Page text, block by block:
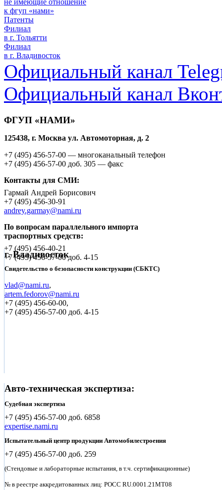
не имеющие отношение
к фгуп «нами»
Патенты
Филиал
в г. Тольятти
Филиал
в г. Владивосток
Официальный канал
Официальный канал
ФГУП «НАМИ»
125438, г. Москва ул. Автомоторная, д. 2
+7 (495) 456-57-00 — многоканальный телефон
+7 (495) 456-57-00 доб. 305 — факс
Контакты для СМИ:
Гармай Андрей Борисович
+7 (495) 456-30-91
andrey.garmay@nami.ru
По вопросам параллельного импорта
траспортных средств:
+7 (495) 456-40-21
+7 (495)456-57-00 доб. 4-15
г. Владивосток
Свидетельство о безопасности конструкции (СБКТС)
vlad@nami.ru,
artem.fedorov@nami.ru
+7 (495) 456-60-00,
+7 (495) 456-57-00 доб. 4-15
Авто-техническая экспертиза:
Судебная экспертиза
+7 (495) 456-57-00 доб. 6858
expertise.nami.ru
Испытательный центр продукции Автомобилестроения
+7 (495) 456-57-00 доб. 259
(Стендовые и лабораторные испытания, в т.ч. сертификационные)
№ в реестре аккредитованных лиц: POCC RU.0001.21MT08